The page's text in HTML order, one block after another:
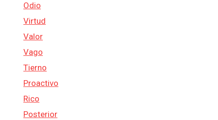
Odio
Virtud
Valor
Vago
Tierno
Proactivo
Rico
Posterior